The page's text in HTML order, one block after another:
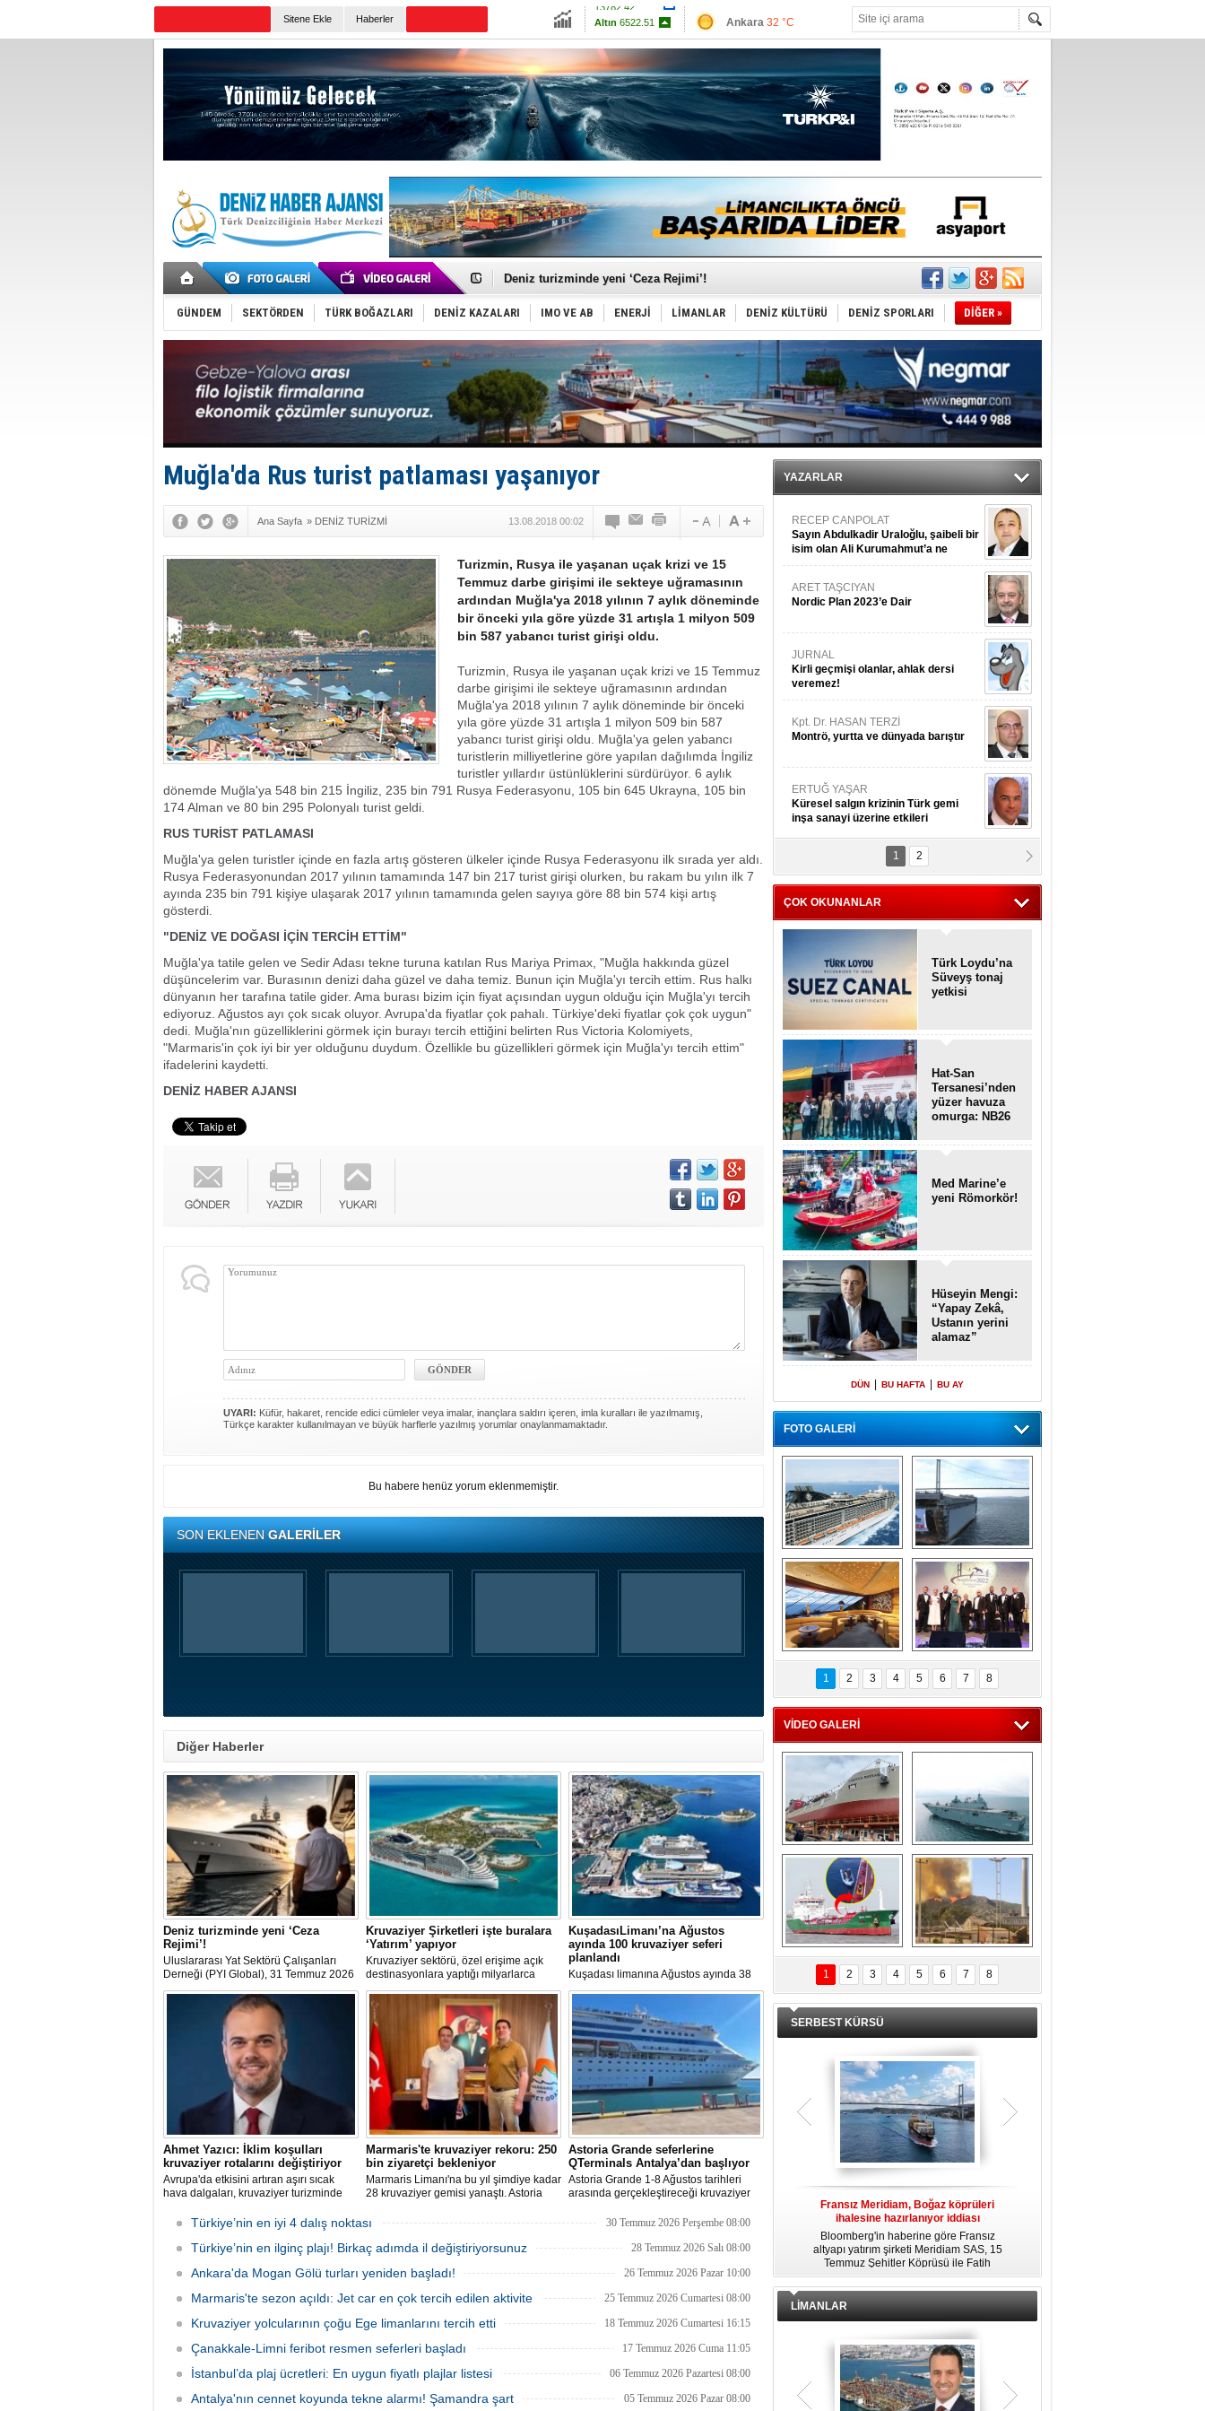
Sitene Ekle Haberler
Altın 6522.51
Euro55.0387
Ankara 32 °C
Antalya34 °C
Muğla 34 °C
Çanakkale 33 °C
Türkiye-Irak enerji hattında yeni dönem başlıyor
Deniz turizminde yeni ‘Ceza Rejimi’!
DÖDER, 28. Dönem Yönetim Kurulu Başkanını seçti!
Fairline, Türkiye’de ‘SoleMarin’i seçti
Baltık Denizi'nde tarih yazıldı!
Runit kubbesi okyanusun derinliklerinde halkı tehdit ediyor
Limana dadandılar, 10 tekneyi soydular!
Türk Loydu’na Süveyş tonaj yetkisi
Hüseyin Mengi: “Yapay Zekâ, Ustanın yerini alamaz”
Hat-San Tersanesi’nden yüzer havuza omurga: NB26
Med Marine’e yeni Römorkör!
KOSDER’den Karadeniz için ‘Çağrı’!
Tekne, su aldı: 100 yolcu, tahliye edildi
GÜNDEM SEKTÖRDEN TÜRK BOĞAZLARI DENİZ KAZALARI IMO VE AB ENERJİ LİMANLAR DENİZ KÜLTÜRÜ DENİZ SPORLARI DİĞER »
Muğla'da Rus turist patlaması yaşanıyor
Ana Sayfa » DENİZ TURİZMİ 13.08.2018 00:02
Turizmin, Rusya ile yaşanan uçak krizi ve 15
Temmuz darbe girişimi ile sekteye uğramasının
ardından Muğla'ya 2018 yılının 7 aylık döneminde
bir önceki yıla göre yüzde 31 artışla 1 milyon 509
bin 587 yabancı turist girişi oldu.
Turizmin, Rusya ile yaşanan uçak krizi ve 15 Temmuz
darbe girişimi ile sekteye uğramasının ardından
Muğla'ya 2018 yılının 7 aylık döneminde bir önceki
yıla göre yüzde 31 artışla 1 milyon 509 bin 587
yabancı turist girişi oldu. Muğla'ya gelen yabancı
turistlerin milliyetlerine göre yapılan dağılımda İngiliz
turistler yıllardır üstünlüklerini sürdürüyor. 6 aylık
dönemde Muğla'ya 548 bin 215 İngiliz, 235 bin 791 Rusya Federasyonu, 105 bin 645 Ukrayna, 105 bin
174 Alman ve 80 bin 295 Polonyalı turist geldi.
RUS TURİST PATLAMASI
Muğla'ya gelen turistler içinde en fazla artış gösteren ülkeler içinde Rusya Federasyonu ilk sırada yer aldı.
Rusya Federasyonundan 2017 yılının tamamında 147 bin 217 turist girişi olurken, bu rakam bu yılın ilk 7
ayında 235 bin 791 kişiye ulaşarak 2017 yılının tamamında gelen sayıya göre 88 bin 574 kişi artış
gösterdi.
"DENİZ VE DOĞASI İÇİN TERCİH ETTİM"
Muğla'ya tatile gelen ve Sedir Adası tekne turuna katılan Rus Mariya Primax, "Muğla hakkında güzel
düşüncelerim var. Burasının denizi daha güzel ve daha temiz. Bunun için Muğla'yı tercih ettim. Rus halkı
dünyanın her tarafına tatile gider. Ama burası bizim için fiyat açısından uygun olduğu için Muğla'yı tercih
ediyoruz. Ağustos ayı çok sıcak oluyor. Avrupa'da fiyatlar çok pahalı. Türkiye'deki fiyatlar çok çok uygun"
dedi. Muğla'nın güzelliklerini görmek için burayı tercih ettiğini belirten Rus Victoria Kolomiyets,
"Marmaris'in çok iyi bir yer olduğunu duydum. Özellikle bu güzellikleri görmek için Muğla'yı tercih ettim"
ifadelerini kaydetti.
DENİZ HABER AJANSI
UYARI: Küfür, hakaret, rencide edici cümleler veya imalar, inançlara saldırı içeren, imla kuralları ile yazılmamış,
Türkçe karakter kullanılmayan ve büyük harflerle yazılmış yorumlar onaylanmamaktadır.
Bu habere henüz yorum eklenmemiştir.
SON EKLENENGALERİLER
Diğer Haberler
Deniz turizminde yeni ‘Ceza
Rejimi’!
Uluslararası Yat Sektörü Çalışanları
Derneği (PYI Global), 31 Temmuz 2026
tarihinde yürürlüğe giren 7590 sayılı
Kanun’un deniz turizmine etkilerine
ilişkin bir değerlendirme yayımladı.
Kruvaziyer Şirketleri işte buralara
‘Yatırım’ yapıyor
Kruvaziyer sektörü, özel erişime açık
destinasyonlara yaptığı milyarlarca
dolarlık yatırımlarla tatil deneyimini gemi
dışına taşıyor. Özel adalar, beach
club'lar, su parkları ve lüks villalar artık
şirketlerin en stratejik gelir kaynakları
arasında yer alıyor.
KuşadasıLimanı’na Ağustos
ayında 100 kruvaziyer seferi
planlandı
Kuşadası limanına Ağustos ayında 38
farklı kruvaziyer gemisi 100 kez
uğrayacak. En yoğun günün 28 Ağustos
olduğu açıklandı.
Ahmet Yazıcı: İklim koşulları
kruvaziyer rotalarını değiştiriyor
Avrupa'da etkisini artıran aşırı sıcak
hava dalgaları, kruvaziyer turizminde
Norveç Fiyortları, İzlanda ve Kuzey
Avrupa rotalarına ilgi artarken, deneyim
odaklı seyahat anlayışı sektörün yeni
Marmaris'te kruvaziyer rekoru: 250
bin ziyaretçi bekleniyor
Marmaris Limanı'na bu yıl şimdiye kadar
28 kruvaziyer gemisi yanaştı. Astoria
sefer eklemesiyle birlikte sezon
hedefleniyor.
Astoria Grande seferlerine
QTerminals Antalya’dan başlıyor
Astoria Grande 1-8 Ağustos tarihleri
arasında gerçekleştireceği kruvaziyer
başlayacak. Şirket rotayı Rus denizcilik
kesiminde seyrüsefer güvenliğine ilişkin
Türkiye’nin en iyi 4 dalış noktası 30 Temmuz 2026 Perşembe 08:00
Türkiye’nin en ilginç plajı! Birkaç adımda il değiştiriyorsunuz 28 Temmuz 2026 Salı 08:00
Ankara'da Mogan Gölü turları yeniden başladı! 26 Temmuz 2026 Pazar 10:00
Marmaris'te sezon açıldı: Jet car en çok tercih edilen aktivite 25 Temmuz 2026 Cumartesi 08:00
Kruvaziyer yolcularının çoğu Ege limanlarını tercih etti 18 Temmuz 2026 Cumartesi 16:15
Çanakkale-Limni feribot resmen seferleri başladı 17 Temmuz 2026 Cuma 11:05
İstanbul’da plaj ücretleri: En uygun fiyatlı plajlar listesi 06 Temmuz 2026 Pazartesi 08:00
Antalya'nın cennet koyunda tekne alarmı! Şamandra şart 05 Temmuz 2026 Pazar 08:00
YAZARLAR
RECEP CANPOLAT
Sayın Abdulkadir Uraloğlu, şaibeli bir
isim olan Ali Kurumahmut’a ne
danışıyorsunuz?
ARET TAŞCIYAN
Nordic Plan 2023’e Dair
JURNAL
Kirli geçmişi olanlar, ahlak dersi
veremez!
Kpt. Dr. HASAN TERZİ
Montrö, yurtta ve dünyada barıştır
ERTUĞ YAŞAR
Küresel salgın krizinin Türk gemi
inşa sanayi üzerine etkileri
Kpt. MESUT AZMİ GÖKSOY
ithafen...
1 2
ÇOK OKUNANLAR
Türk Loydu’na
Süveyş tonaj
yetkisi
Hat-San
Tersanesi’nden
yüzer havuza
omurga: NB26
Med Marine’e
yeni Römorkör!
Hüseyin Mengi:
“Yapay Zekâ,
Ustanın yerini
alamaz”
DÜN BU HAFTA BU AY
FOTO GALERİ
“Gemi içinde gemi”
konsepti ile MSC
Splendida
Dünyada tek!
Denizaltı yüzer
havuzu intikal
seyrine başladı
MSC'den 55 milyon
euroluk turizm geliri
müjdesi
5. Bosphorus Ship
Brokers Dinner,
İstanbul’da yapıldı
1 2 3 4 5 6 7 8
VİDEO GALERİ
Çeksan Tersanesi,
Başaran Bayrak
tankerini suya
indirdi
TCG Anadolu,
tersane teknik
seyrini tamamladı
Göçmenlerin
imdadına Türk
sahipli MINA DENIZ
yetişti
Milas’taki yangın
yeniden termik
santrallere doğru
ilerliyor
1 2 3 4 5 6 7 8
SERBEST KÜRSÜ
Fransız Meridiam, Boğaz köprüleri
ihalesine hazırlanıyor iddiası
Bloomberg'in haberine göre Fransız
altyapı yatırım şirketi Meridiam SAS, 15
Temmuz Şehitler Köprüsü ile Fatih
Sultan Mehmet Köprüsü'nün
özelleştirilmesine yönelik ihaleyle
zamanda kendi yat limanı, helikopter
pisti ve seçkin villaları da içeren koca
LİMANLAR